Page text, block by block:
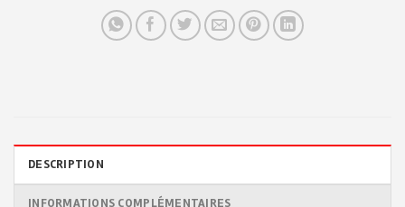
DESCRIPTION
INFORMATIONS COMPLÉMENTAIRES